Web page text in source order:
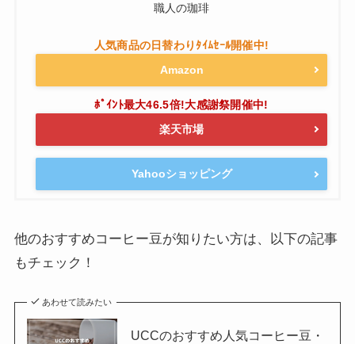
職人の珈琲
Amazon
楽天市場
Yahooショッピング
他のおすすめコーヒー豆が知りたい方は、以下の記事
もチェック！
あわせて読みたい
UCCのおすすめ人気コーヒー豆・